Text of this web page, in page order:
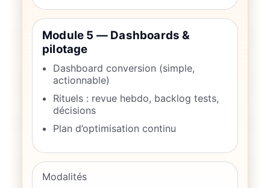
Module 5 — Dashboards &
pilotage
Dashboard conversion (simple,
actionnable)
Rituels : revue hebdo, backlog tests,
décisions
Plan d’optimisation continu
Modalités